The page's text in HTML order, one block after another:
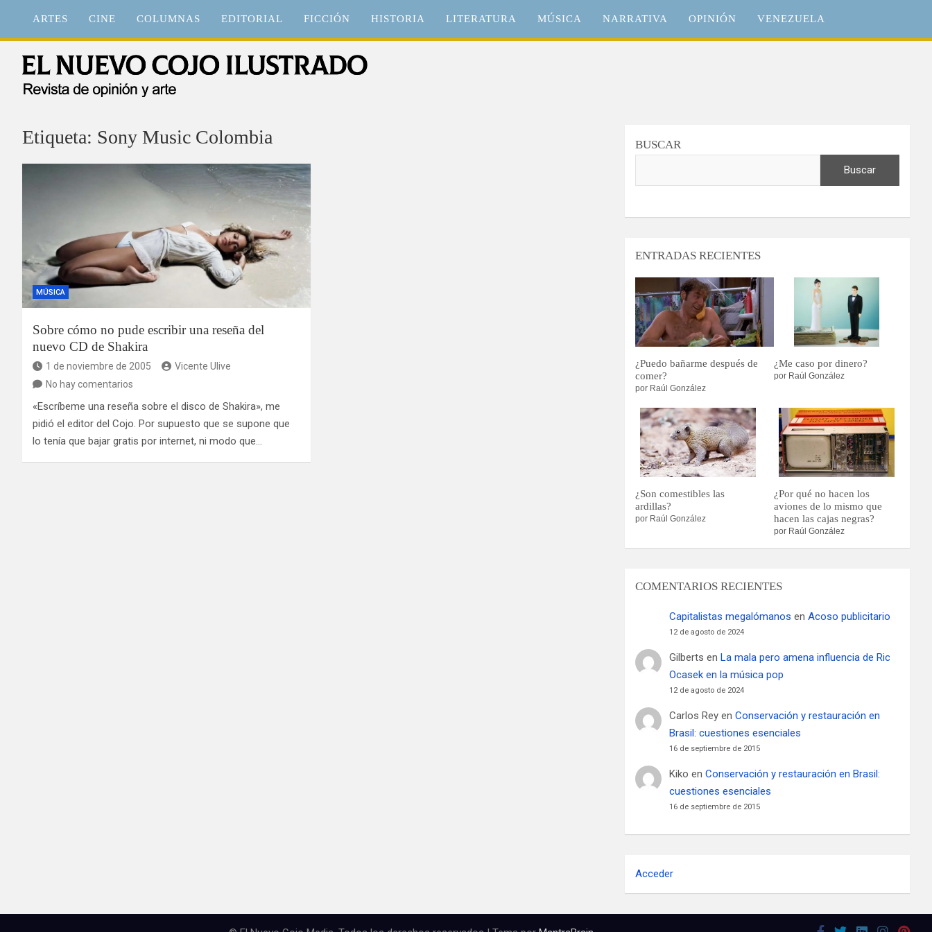
contenido
ARTES CINE COLUMNAS EDITORIAL FICCIÓN HISTORIA LITERATURA MÚSICA NARRATIVA OPINIÓN VENEZUELA
Etiqueta: Sony Music Colombia
MÚSICA
Sobre cómo no pude escribir una reseña del
nuevo CD de Shakira
1 de noviembre de 2005
Vicente Ulive
No hay comentarios
«Escríbeme una reseña sobre el disco de Shakira», me
pidió el editor del Cojo. Por supuesto que se supone que
lo tenía que bajar gratis por internet, ni modo que…
BUSCAR
Buscar
ENTRADAS RECIENTES
¿Puedo bañarme después de
comer?
por Raúl González
¿Me caso por dinero?
por Raúl González
¿Son comestibles las
ardillas?
por Raúl González
¿Por qué no hacen los
aviones de lo mismo que
hacen las cajas negras?
por Raúl González
COMENTARIOS RECIENTES
Capitalistas megalómanos enAcoso publicitario
12 de agosto de 2024
Gilberts en La mala pero amena influencia de Ric
Ocasek en la música pop
12 de agosto de 2024
Carlos Rey enConservación y restauración en
Brasil: cuestiones esenciales
16 de septiembre de 2015
Kiko enConservación y restauración en Brasil:
cuestiones esenciales
16 de septiembre de 2015
Acceder